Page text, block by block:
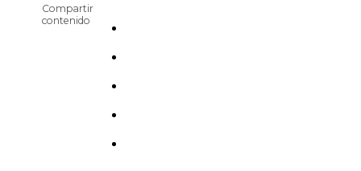
Compartir
contenido